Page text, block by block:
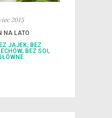
2015
NA LATO
JAJEK, BEZ
, BEZ SOI ,